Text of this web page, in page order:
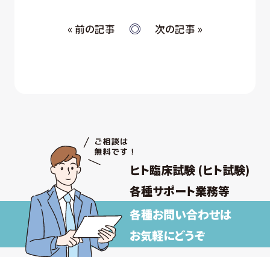
« 前の記事 次の記事 »
ヒト臨床試験 (ヒト試験)
各種サポート業務等
各種お問い合わせは
お気軽にどうぞ